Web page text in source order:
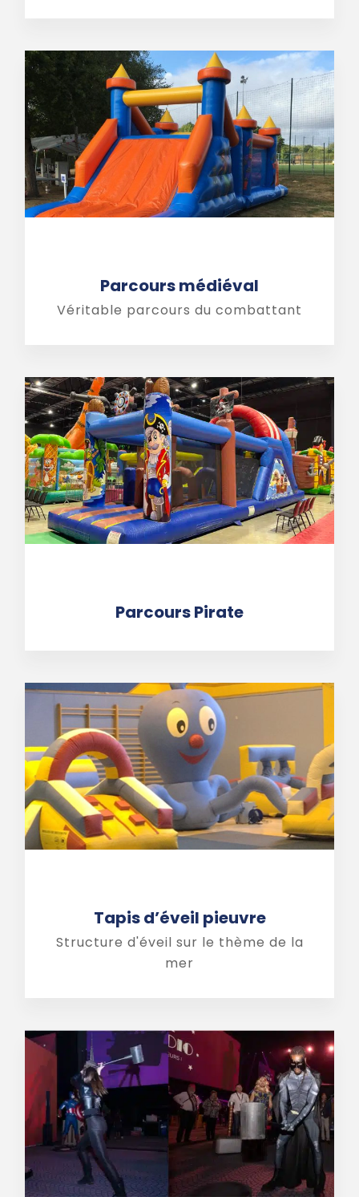
Parcours médiéval
Véritable parcours du combattant
Parcours Pirate
Tapis d’éveil pieuvre
Structure d'éveil sur le thème de la
mer